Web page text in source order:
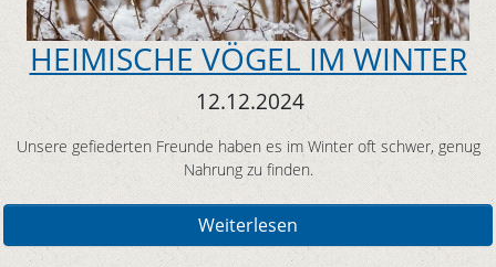
HEIMISCHE VÖGEL IM WINTER
12.12.2024
Unsere gefiederten Freunde haben es im Winter oft schwer, genug
Nahrung zu finden.
Weiterlesen